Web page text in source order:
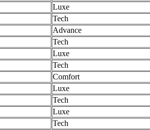
Luxe
Tech
Advance
Tech
Luxe
Tech
Comfort
Luxe
Tech
Luxe
Tech